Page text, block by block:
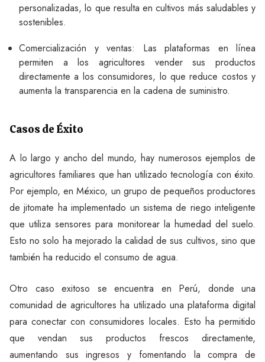
personalizadas, lo que resulta en cultivos más saludables y
sostenibles.
Comercialización y ventas: Las plataformas en línea
permiten a los agricultores vender sus productos
directamente a los consumidores, lo que reduce costos y
aumenta la transparencia en la cadena de suministro.
Casos de Éxito
A lo largo y ancho del mundo, hay numerosos ejemplos de
agricultores familiares que han utilizado tecnología con éxito.
Por ejemplo, en México, un grupo de pequeños productores
de jitomate ha implementado un sistema de riego inteligente
que utiliza sensores para monitorear la humedad del suelo.
Esto no solo ha mejorado la calidad de sus cultivos, sino que
también ha reducido el consumo de agua.
Otro caso exitoso se encuentra en Perú, donde una
comunidad de agricultores ha utilizado una plataforma digital
para conectar con consumidores locales. Esto ha permitido
que vendan sus productos frescos directamente,
aumentando sus ingresos y fomentando la compra de